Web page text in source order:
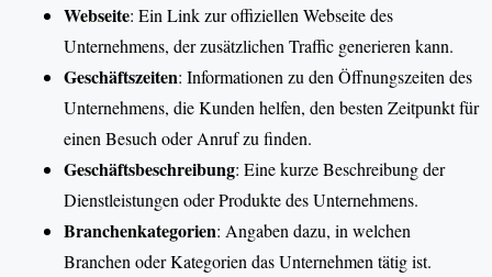
Webseite: Ein Link zur offiziellen Webseite des
Unternehmens, der zusätzlichen Traffic generieren kann.
Geschäftszeiten: Informationen zu den Öffnungszeiten des
Unternehmens, die Kunden helfen, den besten Zeitpunkt für
einen Besuch oder Anruf zu finden.
Geschäftsbeschreibung: Eine kurze Beschreibung der
Dienstleistungen oder Produkte des Unternehmens.
Branchenkategorien: Angaben dazu, in welchen
Branchen oder Kategorien das Unternehmen tätig ist.